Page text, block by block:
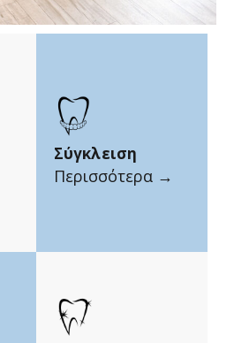
Σύγκλειση
Περισσότερα →